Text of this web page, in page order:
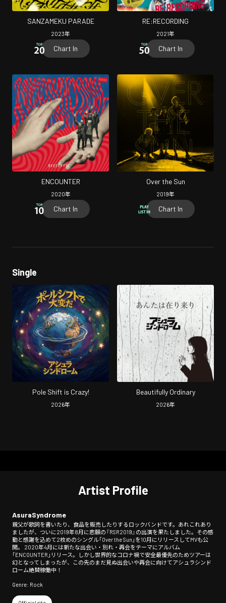
SANZAMEKU PARADE
2023年
Chart In
RE:RECORDING
2021年
Chart In
ENCOUNTER
2020年
Chart In
Over the Sun
2019年
Chart In
Single
Pole Shift is Crazy!
2026年
Beautifully Ordinary
2026年
Artist Profile
AsuraSyndrome
親父が歌詞を書いたり、食品を販売したりするロックバンドです。あれこれあり
ましたが、ついに2019年8月に悲願の『RSR2019』の出演を果たしました。その感
動と感謝を込めて2枚めのシングル「Over the Sun」を10月にリリースしてMVも公
開。 2020年4月には新たな出会い・別れ・再会をテーマにアルバム
「ENCOUNTER」リリース。しかし世界的なコロナ禍で安全最優先のためツアーは
幻となってしまったが、この先のまだ見ぬ出会いや再会に向けてアシュラシンド
ローム絶賛稼働中！
Genre: Rock